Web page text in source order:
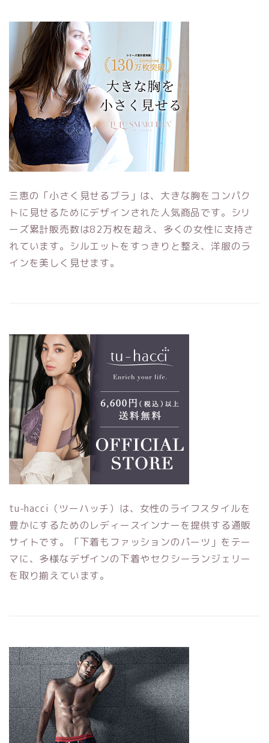
三恵の「小さく見せるブラ」は、大きな胸をコンパク
トに見せるためにデザインされた人気商品です。シリ
ーズ累計販売数は82万枚を超え、多くの女性に支持さ
れています。シルエットをすっきりと整え、洋服のラ
インを美しく見せます。
tu-hacci（ツーハッチ）は、女性のライフスタイルを
豊かにするためのレディースインナーを提供する通販
サイトです。「下着もファッションのパーツ」をテー
マに、多様なデザインの下着やセクシーランジェリー
を取り揃えています。